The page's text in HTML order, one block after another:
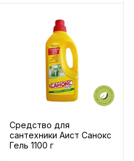
Средство для
сантехники Аист Санокс
Гель 1100 г